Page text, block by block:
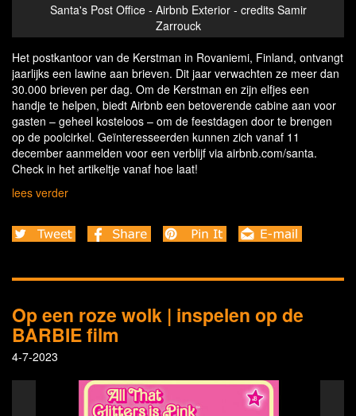
Santa's Post Office - Airbnb Exterior - credits Samir
Zarrouck
Het postkantoor van de Kerstman in Rovaniemi, Finland, ontvangt
jaarlijks een lawine aan brieven. Dit jaar verwachten ze meer dan
30.000 brieven per dag. Om de Kerstman en zijn elfjes een
handje te helpen, biedt Airbnb een betoverende cabine aan voor
gasten – geheel kosteloos – om de feestdagen door te brengen
op de poolcirkel. Geïnteresseerden kunnen zich vanaf 11
december aanmelden voor een verblijf via airbnb.com/santa.
Check in het artikeltje vanaf hoe laat!
lees verder
Op een roze wolk | inspelen op de
BARBIE film
4-7-2023